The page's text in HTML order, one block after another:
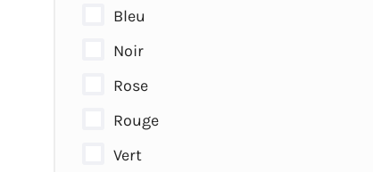
Bleu
Noir
Rose
Rouge
Vert